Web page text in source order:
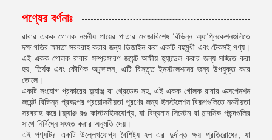
পণ্যের বর্ণনাঃ
রাবার একক গোলক নমনীয় পায়ের পাতার মোজাবিশেষ বিভিন্ন অ্যাপ্লিকেশনগুলিতে
দক্ষ গতির ক্ষমতা সরবরাহ করার জন্য ডিজাইন করা একটি বহুমুখী এবং টেকসই পণ্য।
এই একক গোলক রাবার সম্প্রসারণ জয়েন্ট অক্ষীয় হ্যান্ডেল করার জন্য সজ্জিত করা
হয়, তির্যক এবং কৌণিক আন্দোলন, এটি বিস্তৃত ইনস্টলেশনের জন্য উপযুক্ত করে
তোলে।
একটি সংযোগ প্রকারের ফ্ল্যাঞ্জ বা থ্রেডেড সহ, এই একক গোলক রাবার এক্সপেনশন
জয়েন্ট বিভিন্ন প্রকল্পের প্রয়োজনীয়তা পূরণের জন্য ইনস্টলেশন বিকল্পগুলিতে নমনীয়তা
সরবরাহ করে।ফ্ল্যাঞ্জ রঙ কাস্টমাইজযোগ্য, যা বিদ্যমান সিস্টেম বা নান্দনিক পছন্দগুলির
সাথে নির্বিঘ্নে সংহত করার অনুমতি দেয়।
এই পণ্যটির একটি উল্লেখযোগ্য বৈশিষ্ট্য হল এর দুর্দান্ত ক্ষয় প্রতিরোধের, যা